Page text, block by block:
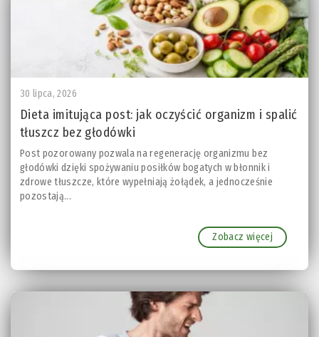
30 lipca, 2026
Dieta imitująca post: jak oczyścić organizm i spalić
tłuszcz bez głodówki
Post pozorowany pozwala na regenerację organizmu bez
głodówki dzięki spożywaniu posiłków bogatych w błonnik i
zdrowe tłuszcze, które wypełniają żołądek, a jednocześnie
pozostają...
Zobacz więcej